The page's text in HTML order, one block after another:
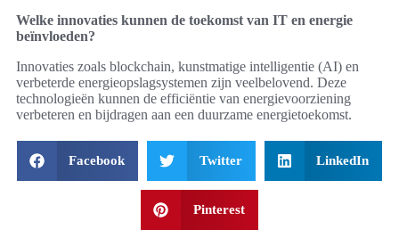
Welke innovaties kunnen de toekomst van IT en energie
beïnvloeden?
Innovaties zoals blockchain, kunstmatige intelligentie (AI) en
verbeterde energieopslagsystemen zijn veelbelovend. Deze
technologieën kunnen de efficiëntie van energievoorziening
verbeteren en bijdragen aan een duurzame energietoekomst.
Facebook Twitter LinkedIn
Pinterest